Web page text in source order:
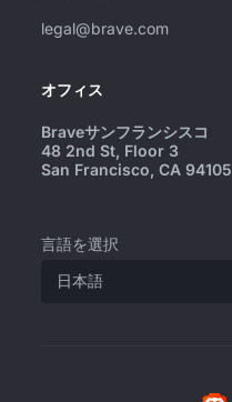
legal@brave.com
オフィス
Braveサンフランシスコ
48 2nd St, Floor 3
San Francisco, CA 94105
言語を選択